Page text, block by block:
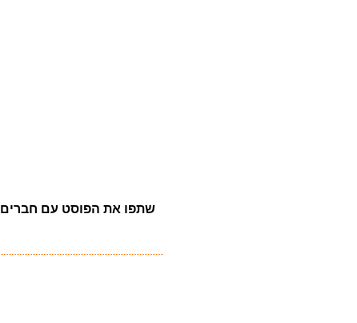
שתפו את הפוסט עם חברים